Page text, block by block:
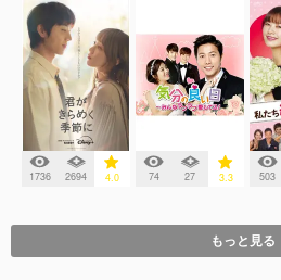
1736 2694 4.0 74 27 3.3 503
もっと見る